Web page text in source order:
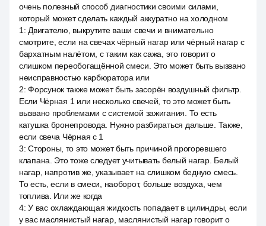
очень полезный способ диагностики своими силами,
который может сделать каждый аккуратно на холодном
1 : Двигателю, выкрутите ваши свечи и внимательно
смотрите, если на свечах чёрный нагар или чёрный нагар с
бархатным налётом, с таким как сажа, это говорит о
слишком переобогащённой смеси. Это может быть вызвано
неисправностью карбюратора или
2:Форсунок также может быть засорён воздушный фильтр.
Если Чёрная 1 или несколько свечей, то это может быть
вызвано проблемами с системой зажигания. То есть
катушка бронепровода. Нужно разбираться дальше. Также,
если свеча Чёрная с 1
3:Стороны, то это может быть причиной прогоревшего
клапана. Это тоже следует учитывать белый нагар. Белый
нагар, напротив же, указывает на слишком бедную смесь.
То есть, если в смеси, наоборот, больше воздуха, чем
топлива. Или же когда
4:У вас охлаждающая жидкость попадает в цилиндры, если
у вас маслянистый нагар, маслянистый нагар говорит о